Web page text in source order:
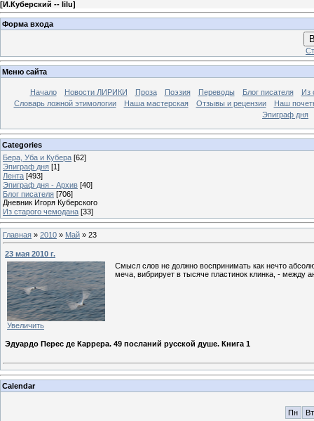
[И.Куберский -- lilu]
Форма входа
Меню сайта
Начало Новости ЛИРИКИ Проза Поэзия Переводы Блог писателя
Из
Словарь ложной этимологии
Наша мастерская Отзывы и рецензии
Наш
Эпиграф дня
Categories
Бера, Уба и Кубера [62]
Эпиграф дня [1]
Лента [493]
Эпиграф дня - Архив [40]
Блог писателя [706]
Дневник Игоря Куберского
Из старого чемодана [33]
Главная » 2010 » Май » 23
23 мая 2010 г.
Увеличить
Смысл слов не должно воспринимать как нечто
меча, вибрирует в тысяче пластинок клинка, -
Эдуардо Перес де Каррера. 49 посланий русской душе. Книга 1
Calendar
Пн Вт